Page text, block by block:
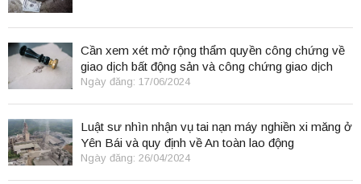
Cần xem xét mở rộng thẩm quyền công chứng về
giao dịch bất động sản và công chứng giao dịch
điện tử.
Ngày đăng: 17/06/2024
Luật sư nhìn nhận vụ tai nạn máy nghiền xi măng ở
Yên Bái và quy định về An toàn lao động
Ngày đăng: 26/04/2024